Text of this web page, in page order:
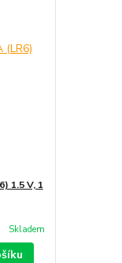
1.5 V, 1
Skladem